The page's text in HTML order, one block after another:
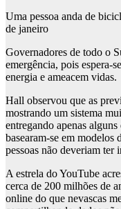
Uma pessoa anda de
de janeiro
Governadores de todo o
emergência, pois espera-
energia e ameacem vidas.
Hall observou que as
mostrando um sistema
entregando apenas
basearam-se em modelos
pessoas não deveriam ter
A estrela do YouTube
cerca de 200 milhões de
online do que nevascas